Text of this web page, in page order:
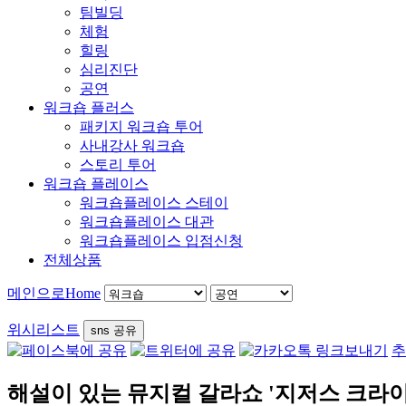
팀빌딩
체험
힐링
심리진단
공연
워크숍 플러스
패키지 워크숍 투어
사내강사 워크숍
스토리 투어
워크숍 플레이스
워크숍플레이스 스테이
워크숍플레이스 대관
워크숍플레이스 입점신청
전체상품
메인으로Home
위시리스트 sns 공유
해설이 있는 뮤지컬 갈라쇼 '지저스 크라